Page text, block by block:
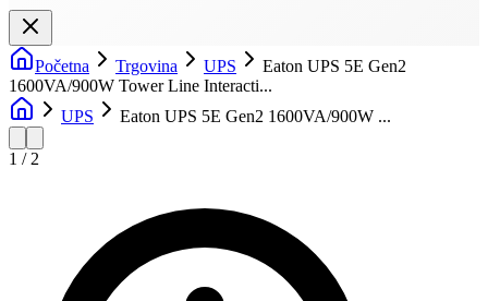
Početna Trgovina UPS
Eaton UPS 5E Gen2
1600VA/900W Tower Line Interacti...
UPS
Eaton UPS 5E Gen2 1600VA/900W ...
1 / 2